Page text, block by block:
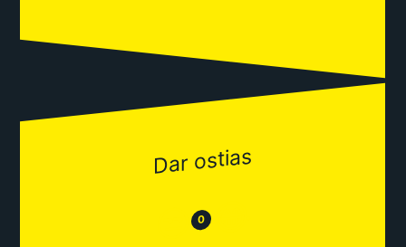
Dar ostias
😒 0 😂